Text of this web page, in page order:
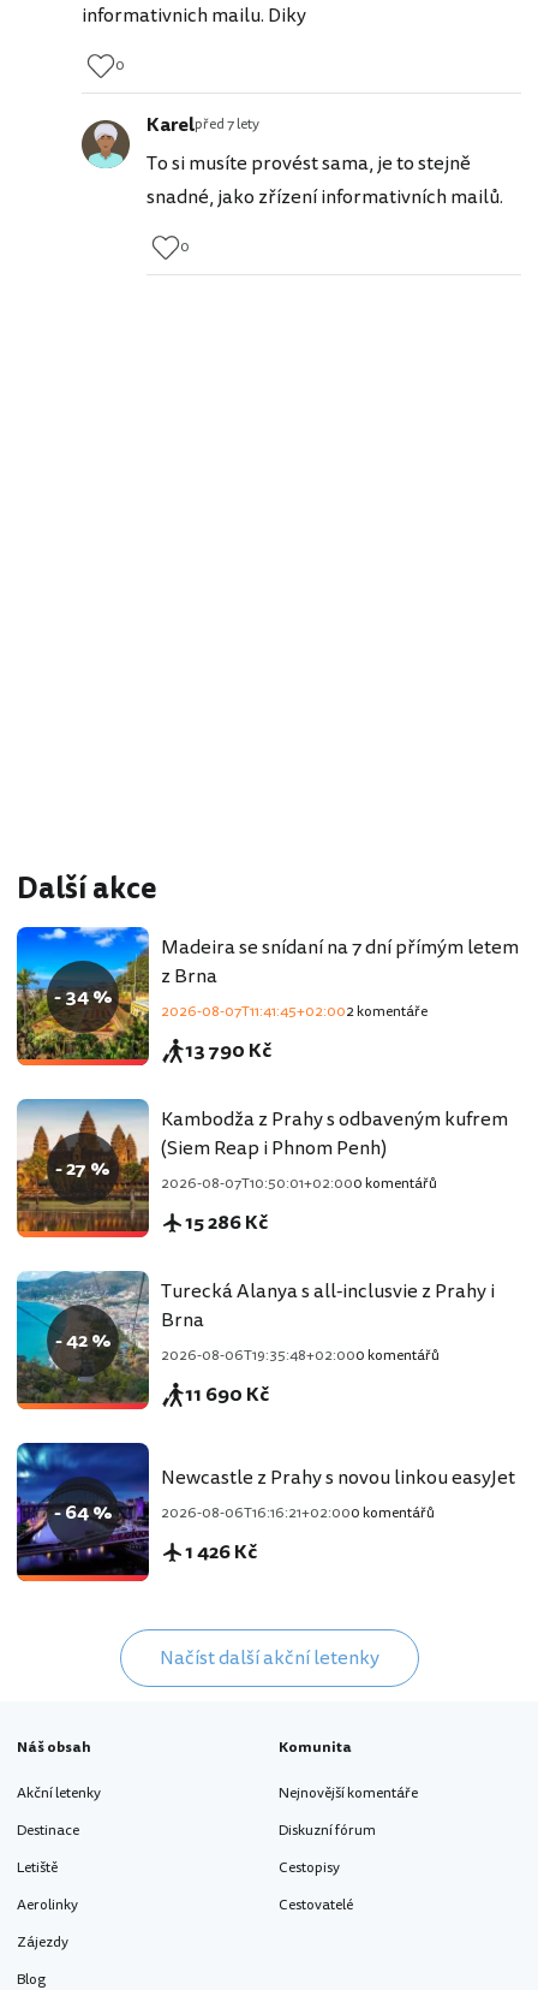
informativnich mailu. Diky
0
Karelpřed 7 lety
To si musíte provést sama, je to stejně
snadné, jako zřízení informativních mailů.
0
Další akce
- 34 %
Madeira se snídaní na 7 dní přímým letem
z Brna
2026-08-07T11:41:45+02:002 komentáře
13 790 Kč
- 27 %
Kambodža z Prahy s odbaveným kufrem
(Siem Reap i Phnom Penh)
2026-08-07T10:50:01+02:000 komentářů
15 286 Kč
- 42 %
Turecká Alanya s all-inclusvie z Prahy i
Brna
2026-08-06T19:35:48+02:000 komentářů
11 690 Kč
- 64 %
Newcastle z Prahy s novou linkou easyJet
2026-08-06T16:16:21+02:000 komentářů
1 426 Kč
Načíst další akční letenky
Náš obsah
Akční letenky
Destinace
Letiště
Aerolinky
Zájezdy
Blog
Komunita
Nejnovější komentáře
Diskuzní fórum
Cestopisy
Cestovatelé